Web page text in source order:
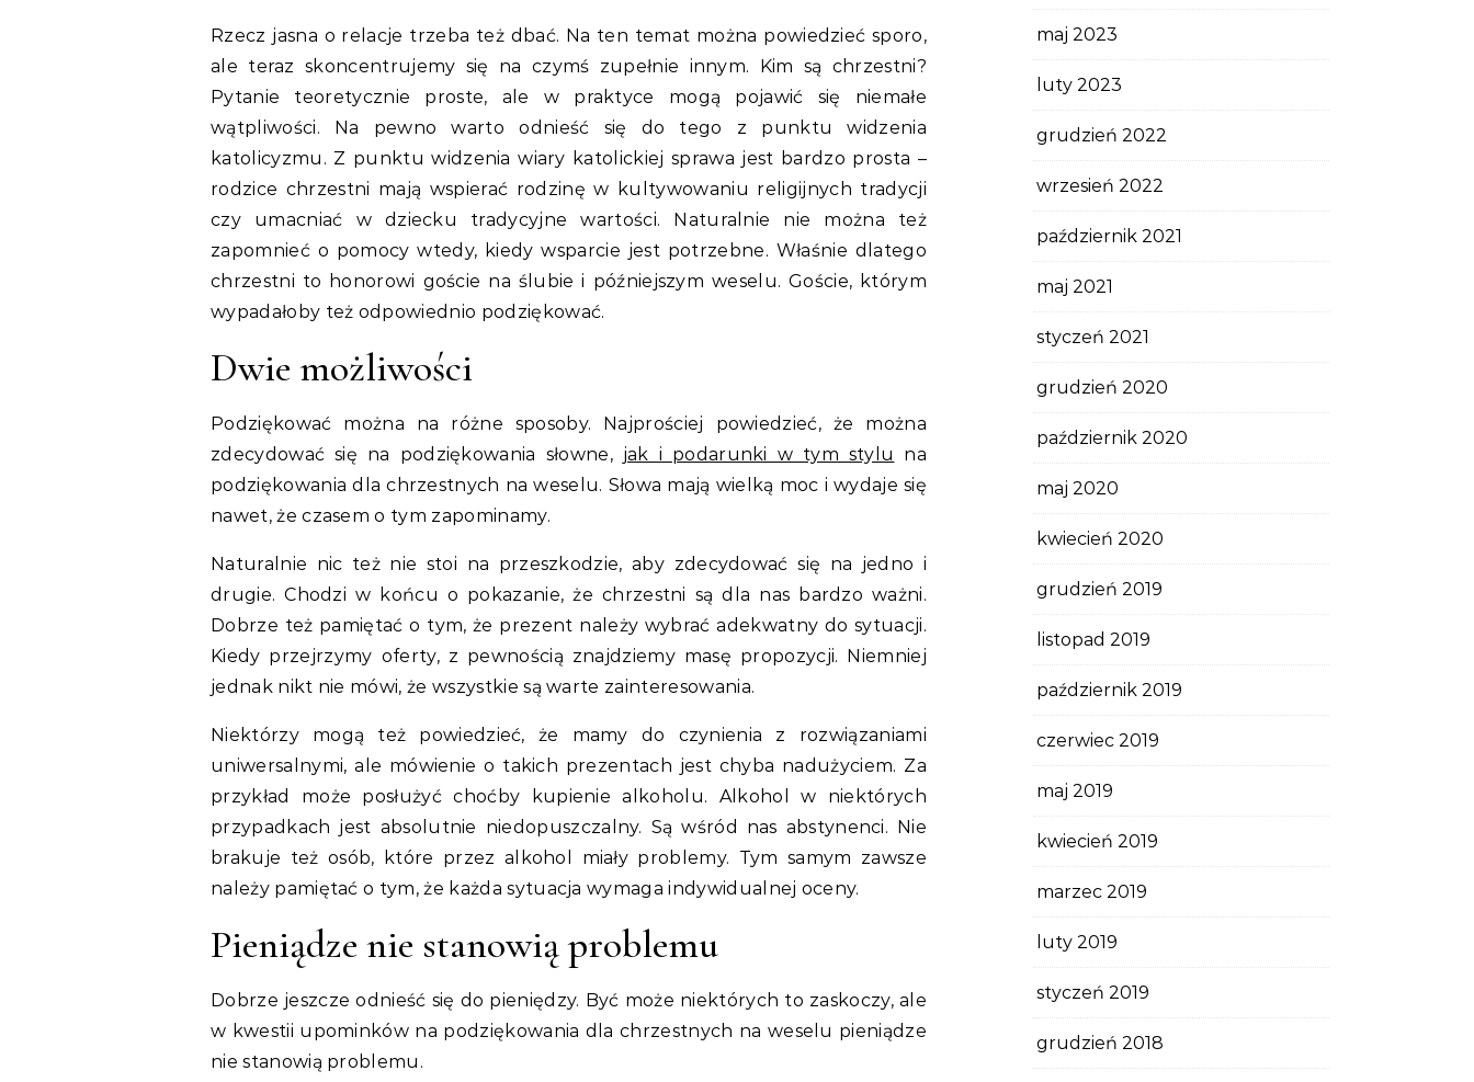
Rzecz jasna o relacje trzeba też dbać. Na ten temat można powiedzieć sporo,
ale teraz skoncentrujemy się na czymś zupełnie innym. Kim są chrzestni?
Pytanie teoretycznie proste, ale w praktyce mogą pojawić się niemałe
wątpliwości. Na pewno warto odnieść się do tego z punktu widzenia
katolicyzmu. Z punktu widzenia wiary katolickiej sprawa jest bardzo prosta –
rodzice chrzestni mają wspierać rodzinę w kultywowaniu religijnych tradycji
czy umacniać w dziecku tradycyjne wartości. Naturalnie nie można też
zapomnieć o pomocy wtedy, kiedy wsparcie jest potrzebne. Właśnie dlatego
chrzestni to honorowi goście na ślubie i późniejszym weselu. Goście, którym
wypadałoby też odpowiednio podziękować.
Dwie możliwości
Podziękować można na różne sposoby. Najprościej powiedzieć, że można
zdecydować się na podziękowania słowne, jak i podarunki w tym stylu
na
podziękowania dla chrzestnych na weselu. Słowa mają wielką moc i wydaje się
nawet, że czasem o tym zapominamy.
Naturalnie nic też nie stoi na przeszkodzie, aby zdecydować się na jedno i
drugie. Chodzi w końcu o pokazanie, że chrzestni są dla nas bardzo ważni.
Dobrze też pamiętać o tym, że prezent należy wybrać adekwatny do sytuacji.
Kiedy przejrzymy oferty, z pewnością znajdziemy masę propozycji. Niemniej
jednak nikt nie mówi, że wszystkie są warte zainteresowania.
Niektórzy mogą też powiedzieć, że mamy do czynienia z rozwiązaniami
uniwersalnymi, ale mówienie o takich prezentach jest chyba nadużyciem. Za
przykład może posłużyć choćby kupienie alkoholu. Alkohol w niektórych
przypadkach jest absolutnie niedopuszczalny. Są wśród nas abstynenci. Nie
brakuje też osób, które przez alkohol miały problemy. Tym samym zawsze
należy pamiętać o tym, że każda sytuacja wymaga indywidualnej oceny.
Pieniądze nie stanowią problemu
Dobrze jeszcze odnieść się do pieniędzy. Być może niektórych to zaskoczy, ale
w kwestii upominków na podziękowania dla chrzestnych na weselu pieniądze
nie stanowią problemu.
maj 2023
luty 2023
grudzień 2022
wrzesień 2022
październik 2021
maj 2021
styczeń 2021
grudzień 2020
październik 2020
maj 2020
kwiecień 2020
grudzień 2019
listopad 2019
październik 2019
czerwiec 2019
maj 2019
kwiecień 2019
marzec 2019
luty 2019
styczeń 2019
grudzień 2018